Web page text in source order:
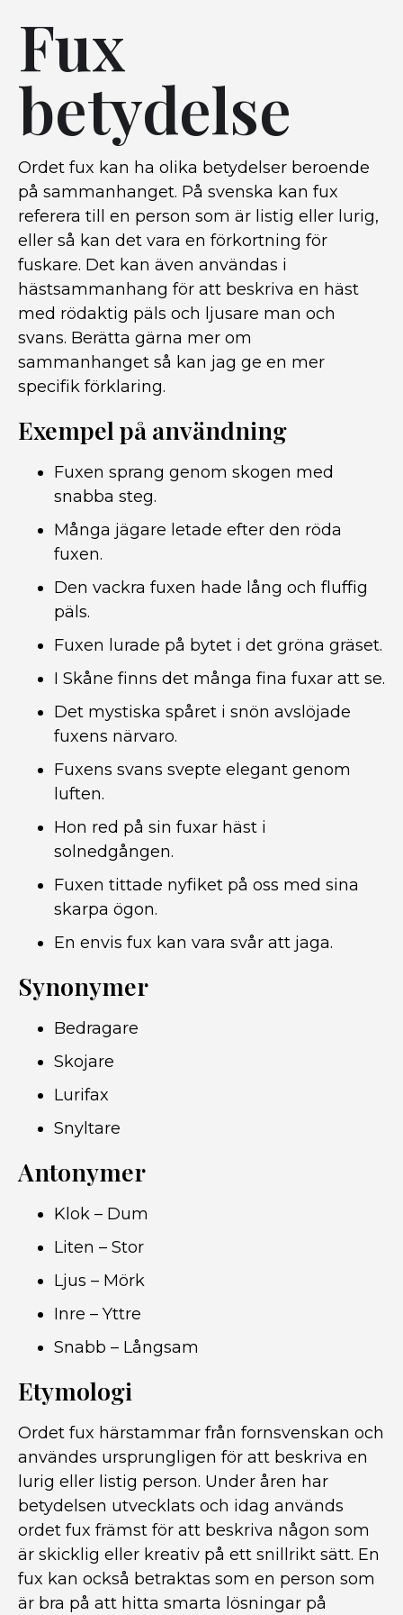
Fux
betydelse
Ordet fux kan ha olika betydelser beroende
på sammanhanget. På svenska kan fux
referera till en person som är listig eller lurig,
eller så kan det vara en förkortning för
fuskare. Det kan även användas i
hästsammanhang för att beskriva en häst
med rödaktig päls och ljusare man och
svans. Berätta gärna mer om
sammanhanget så kan jag ge en mer
specifik förklaring.
Exempel på användning
Fuxen sprang genom skogen med
snabba steg.
Många jägare letade efter den röda
fuxen.
Den vackra fuxen hade lång och fluffig
päls.
Fuxen lurade på bytet i det gröna gräset.
I Skåne finns det många fina fuxar att se.
Det mystiska spåret i snön avslöjade
fuxens närvaro.
Fuxens svans svepte elegant genom
luften.
Hon red på sin fuxar häst i
solnedgången.
Fuxen tittade nyfiket på oss med sina
skarpa ögon.
En envis fux kan vara svår att jaga.
Synonymer
Bedragare
Skojare
Lurifax
Snyltare
Antonymer
Klok – Dum
Liten – Stor
Ljus – Mörk
Inre – Yttre
Snabb – Långsam
Etymologi
Ordet fux härstammar från fornsvenskan och
användes ursprungligen för att beskriva en
lurig eller listig person. Under åren har
betydelsen utvecklats och idag används
ordet fux främst för att beskriva någon som
är skicklig eller kreativ på ett snillrikt sätt. En
fux kan också betraktas som en person som
är bra på att hitta smarta lösningar på